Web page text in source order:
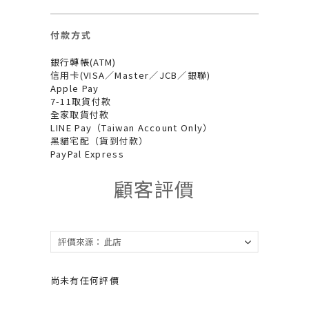
付款方式
銀行轉帳(ATM)
信用卡(VISA／Master／JCB／銀聯)
Apple Pay
7-11取貨付款
全家取貨付款
LINE Pay（Taiwan Account Only）
黑貓宅配（貨到付款）
PayPal Express
顧客評價
尚未有任何評價